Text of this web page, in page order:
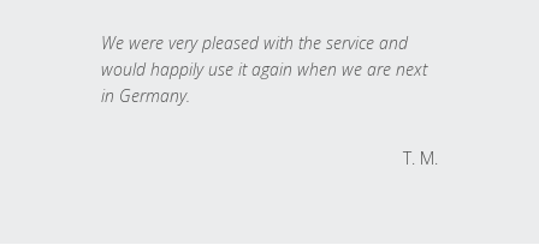
We were very pleased with the service and
would happily use it again when we are next
in Germany.
T. M.